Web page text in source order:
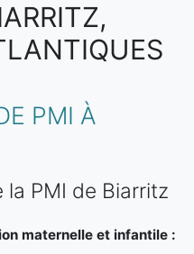
PMI À
PMI de Biarritz
maternelle et infantile :